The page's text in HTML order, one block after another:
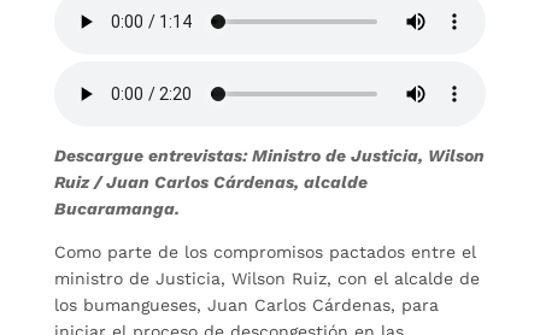
Descargue entrevistas: Ministro de Justicia, Wilson
Ruiz / Juan Carlos Cárdenas, alcalde
Bucaramanga.
Como parte de los compromisos pactados entre el
ministro de Justicia, Wilson Ruiz, con el alcalde de
los bumangueses, Juan Carlos Cárdenas, para